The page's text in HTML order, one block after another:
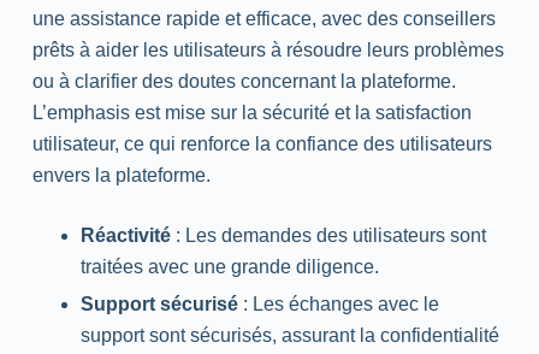
une assistance rapide et efficace, avec des conseillers
prêts à aider les utilisateurs à résoudre leurs problèmes
ou à clarifier des doutes concernant la plateforme.
L’emphasis est mise sur la sécurité et la satisfaction
utilisateur, ce qui renforce la confiance des utilisateurs
envers la plateforme.
Réactivité: Les demandes des utilisateurs sont
traitées avec une grande diligence.
Support sécurisé: Les échanges avec le
support sont sécurisés, assurant la confidentialité